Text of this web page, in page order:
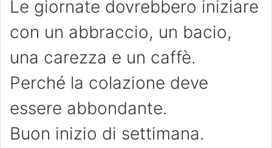
Le giornate dovrebbero iniziare
con un abbraccio, un bacio,
una carezza e un caffè.
Perché la colazione deve
essere abbondante.
Buon inizio di settimana.